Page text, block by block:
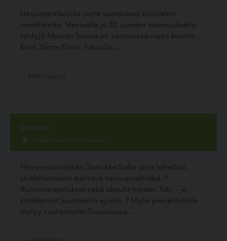
Hevostarvikeliike josta saatavissa koirillekin
mantteleita. Hevosille jo 30 vuoden kokemuksella
tehtyjä Mastan loimia on saatavissa myös koirille.
Koot 25cm-70cm. Takuulla...
Onnivet
Koskenmäentie 14, Tuusula
Hevoseläinlääkäri Sanukka Salla aina lähelläsi.
Uudellamaalla kiertävä hevospraktiikka. ?
Rutiinitarkastukset sekä akuutit hoidot. Talli - ja
kotikäynnit joustavilla ajoilla. ? Myös pieneläimille
löytyy vastaanotto Tuusulassa....